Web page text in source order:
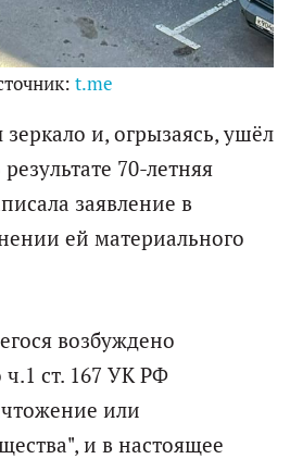
t.me
и, огрызаясь, ушёл
70-летняя
заявление в
ей материального
возбуждено
ч.1 ст. 167 УК РФ
или
и в настоящее